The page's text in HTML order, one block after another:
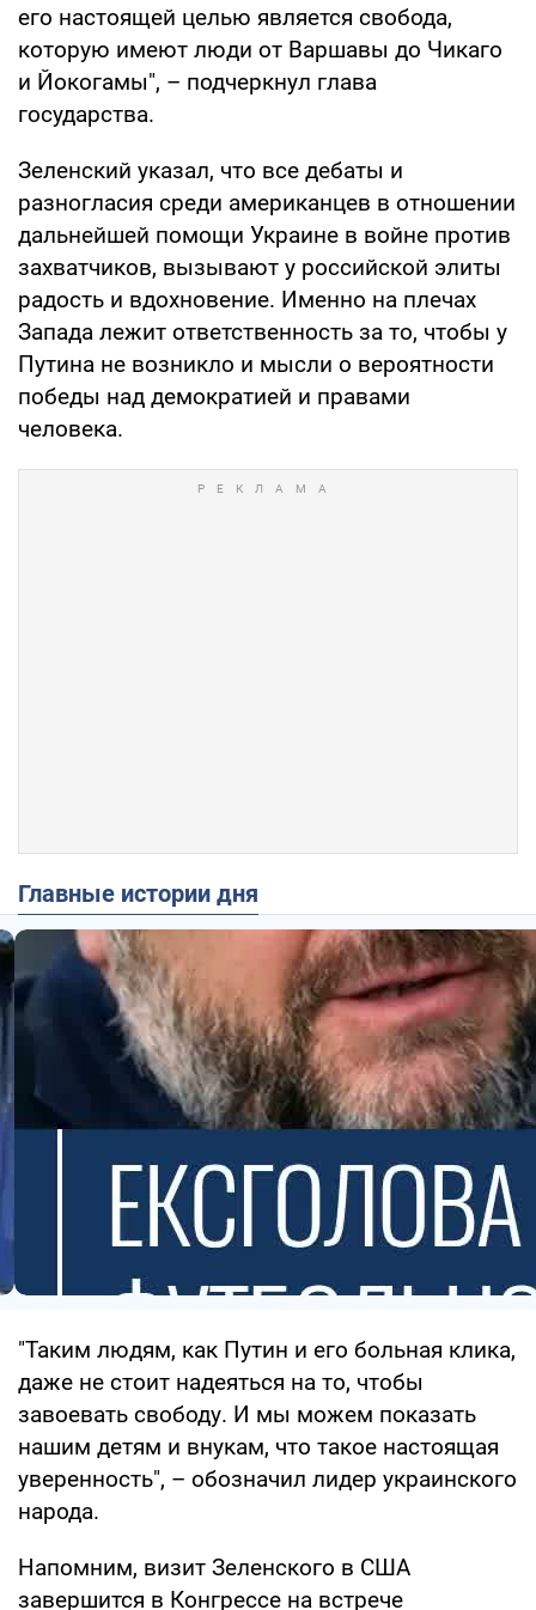
его настоящей целью является свобода,
которую имеют люди от Варшавы до Чикаго
и Йокогамы", – подчеркнул глава
государства.
Зеленский указал, что все дебаты и
разногласия среди американцев в отношении
дальнейшей помощи Украине в войне против
захватчиков, вызывают у российской элиты
радость и вдохновение. Именно на плечах
Запада лежит ответственность за то, чтобы у
Путина не возникло и мысли о вероятности
победы над демократией и правами
человека.
Главные истории дня
"Таким людям, как Путин и его больная клика,
даже не стоит надеяться на то, чтобы
завоевать свободу. И мы можем показать
нашим детям и внукам, что такое настоящая
уверенность", – обозначил лидер украинского
народа.
Напомним, визит Зеленского в США
завершится в Конгрессе на встрече